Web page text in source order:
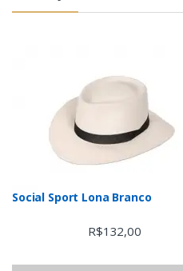
Social Sport Lona Branco
R$132,00